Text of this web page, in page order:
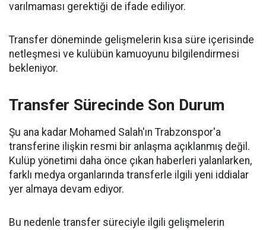
varılmaması gerektiği de ifade ediliyor.
Transfer döneminde gelişmelerin kısa süre içerisinde
netleşmesi ve kulübün kamuoyunu bilgilendirmesi
bekleniyor.
Transfer Sürecinde Son Durum
Şu ana kadar Mohamed Salah'ın Trabzonspor'a
transferine ilişkin resmi bir anlaşma açıklanmış değil.
Kulüp yönetimi daha önce çıkan haberleri yalanlarken,
farklı medya organlarında transferle ilgili yeni iddialar
yer almaya devam ediyor.
Bu nedenle transfer süreciyle ilgili gelişmelerin